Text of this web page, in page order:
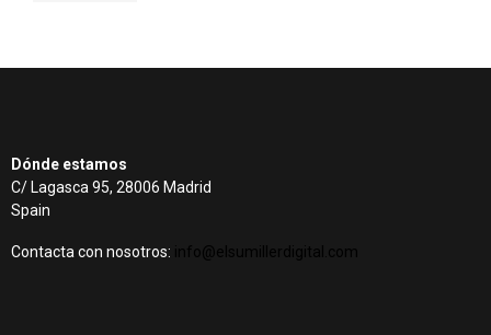
Dónde estamos
C/ Lagasca 95, 28006 Madrid
Spain
Contacta con nosotros: info@elsumillerdigital.com